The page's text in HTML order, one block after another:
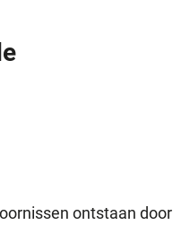
ontstaan door